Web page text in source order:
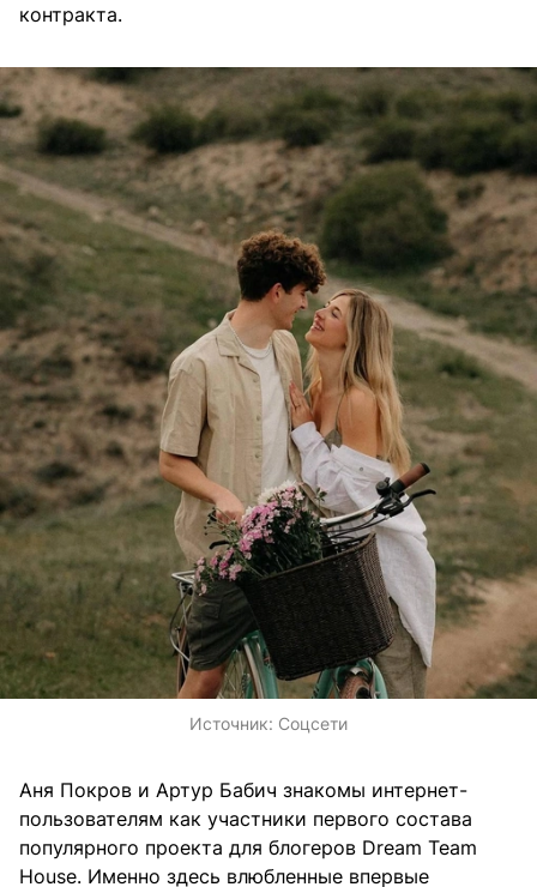
контракта.
Источник: Соцсети
Аня Покров и Артур Бабич знакомы интернет-
пользователям как участники первого состава
популярного проекта для блогеров Dream Team
House. Именно здесь влюбленные впервые